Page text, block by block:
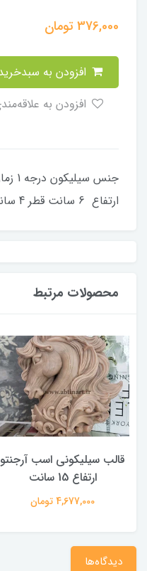
376,000تومان
ارتفاع 6 سانت قطر 4 سانت میزان مصرف پارافین 52 گرم
محصولات مرتبط
قالب سیلیکونی اسب آرجنتو
ارتفاع 15 سانت
4,677,000 تومان
دیدگاه‌ها